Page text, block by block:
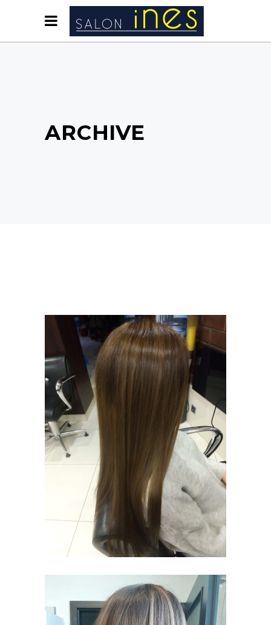
ARCHIVE
ODŚWIEŻENIE
KOLORU
KOLORYZACJA
PIELĘGNACJA